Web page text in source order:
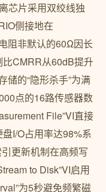
芯片采用双绞线独
侧接地在
阻非默认的60Ω因长
CMRR从60dB提升
储的“隐形杀手”为满
点的16路传感器数
File”VI直接
I/O占用率达98%系
更新机制在高频写
to Disk”VI启用
为5秒避免频繁磁